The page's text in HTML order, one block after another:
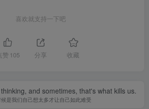
喜欢就支持一下吧
赞 105 分享 收藏
and sometimes, that's what kills us.
是我们自己想太多才让自己如此难受